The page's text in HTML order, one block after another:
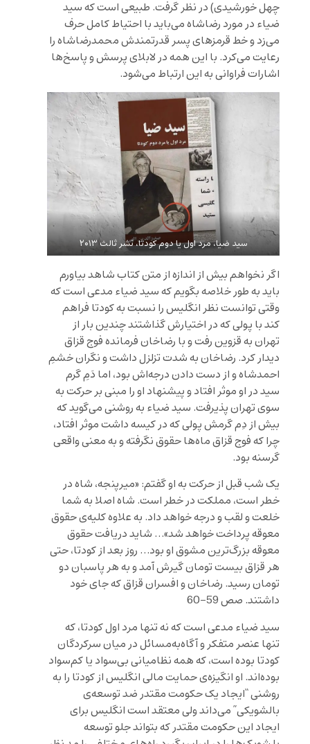
چهل خورشیدی) در نظر گرفت. طبیعی است که سید
ضیاء در مورد رضاشاه می‌باید با احتیاط کامل حرف
می‌زد و خط قرمزهای پسر قدرتمندش محمدرضا‌شاه را
رعایت می‌کرد. با این همه در لابلای پرسش و پاسخ‌ها
اشارات فراوانی به این ارتباط می‌شود.
سید ضیا، مرد اول یا دوم کودتا، نشر ثالث ۲۰۱۳
اگر نخواهم بیش از اندازه از متن کتاب شاهد بیاورم
باید به طور خلاصه بگویم که سید ضیاء مدعی است که
وقتی توانست نظر انگلیس را نسبت به کودتا فراهم
کند با پولی که در اختیارش گذاشتند چندین بار از
تهران به قزوین رفت و با رضاخان فرمانده فوج قزاق
دیدار کرد. رضاخان به شدت تزلزل داشت و نگران خشمِ
احمدشاه و از دست دادن درجه‌اش بود، اما دَمِ گرم
سید در او موثر افتاد و پیشنهاد او را مبنی بر حرکت به
سوی تهران پذیرفت. سید ضیاء به روشنی می‌گوید که
بیش از دِم گرمش پولی که در کیسه داشت موثر افتاد،
چرا که فوج قزاق ماه‌ها حقوق نگرفته و به معنی واقعی
گرسنه بود.
یک شب قبل از حرکت به او گفتم: «میرپنجه، شاه در
خطر است، مملکت در خطر است. شاه اصلا به شما
خلعت و لقب و درجه خواهد داد. به علاوه کلیه‌ی حقوق
معوقه پرداخت خواهد شد»… شاید دریافت حقوق
معوقه بزرگ‌ترین مشوق او بود… روز بعد از کودتا، حتی
هر قزاق بیست تومان گیرش آمد و به هر پاسبان دو
تومان رسید. رضاخان و افسران قزاق که جای خود
داشتند. صص 59-60
سید ضیاء مدعی است که نه تنها مرد اول کودتا، که
تنها عنصر متفکر و آگاه‌به‌مسائل در میان سرکردگان
کودتا بوده است، که همه نظامیانی بی‌سواد یا کم‌سواد
بوده‌اند. او انگیزه‌ی حمایت مالی انگلیس از کودتا را به
روشنی “ایجاد یک حکومت مقتدر ضد توسعه‌ی
بالشویکی” می‌داند ولی معتقد است انگلیس برای
ایجاد این حکومت مقتدر که بتواند جلو توسعه